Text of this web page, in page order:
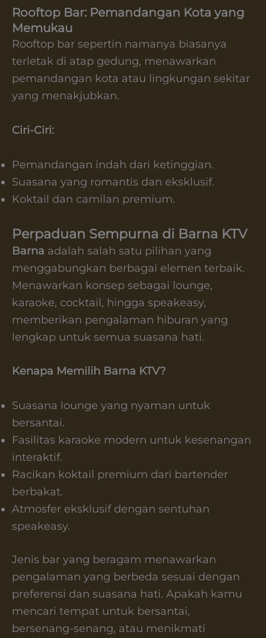
Rooftop Bar: Pemandangan Kota yang
Memukau
Rooftop bar sepertin namanya biasanya
terletak di atap gedung, menawarkan
pemandangan kota atau lingkungan sekitar
yang menakjubkan.
Ciri-Ciri:
Pemandangan indah dari ketinggian.
Suasana yang romantis dan eksklusif.
Koktail dan camilan premium.
Perpaduan Sempurna di Barna KTV
Barna adalah salah satu pilihan yang
menggabungkan berbagai elemen terbaik.
Menawarkan konsep sebagai lounge,
karaoke, cocktail, hingga speakeasy,
memberikan pengalaman hiburan yang
lengkap untuk semua suasana hati.
Kenapa Memilih Barna KTV?
Suasana lounge yang nyaman untuk
bersantai.
Fasilitas karaoke modern untuk kesenangan
interaktif.
Racikan koktail premium dari bartender
berbakat.
Atmosfer eksklusif dengan sentuhan
speakeasy.
Jenis bar yang beragam menawarkan
pengalaman yang berbeda sesuai dengan
preferensi dan suasana hati. Apakah kamu
mencari tempat untuk bersantai,
bersenang-senang, atau menikmati